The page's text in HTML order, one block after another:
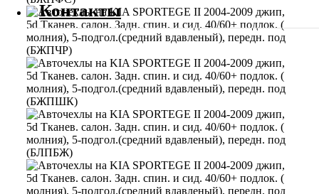
Контакты